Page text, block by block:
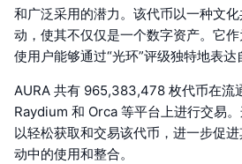
和广泛采用的潜力。该代币以一种文
动，使其不仅仅是一个数字资产。它作
使用户能够通过“光环”评级独特地表达
AURA 共有 965,383,478 枚代币在流
Raydium 和 Orca 等平台上进行交易
以轻松获取和交易该代币，进一步促
动中的使用和整合。